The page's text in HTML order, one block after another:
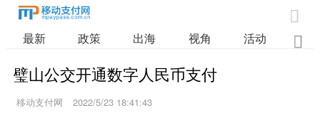

最新 政策 出海 视角 活动 业

璧山公交开通数字人民币支付
移动支付网 2022/5/23 18:41:43